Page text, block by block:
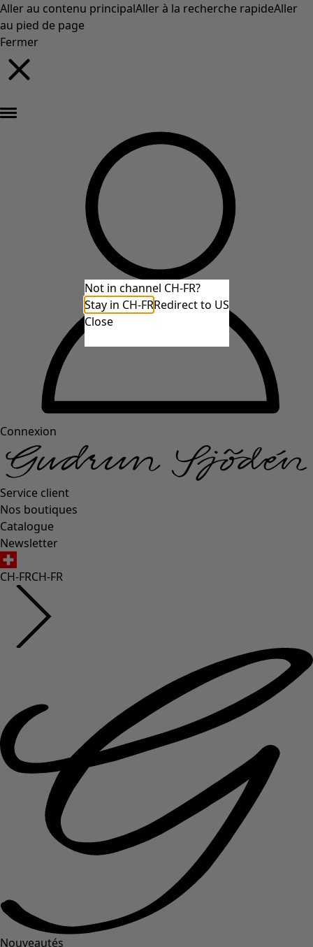
Aller au contenu principalAller à la recherche rapideAller
au pied de page
Fermer
Connexion
Service client
Nos boutiques
Catalogue
Newsletter
CH-FRCH-FR
Nouveautés
Not in channel CH-FR?
Stay in CH-FRRedirect to US
Close